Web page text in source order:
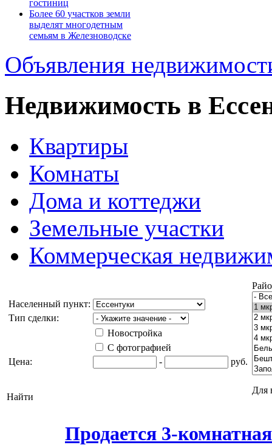
гостиниц
Более 60 участков земли
выделят многодетным
семьям в Железноводске
Объявления
Недвижимость в
Квартиры
Комнаты
Дома и коттеджи
Земельные участки
Коммерческая
Населенный пункт:
Тип сделки:
Новостройка
С фотографией
Цена:
- руб.
Для
Найти
Продается 3-